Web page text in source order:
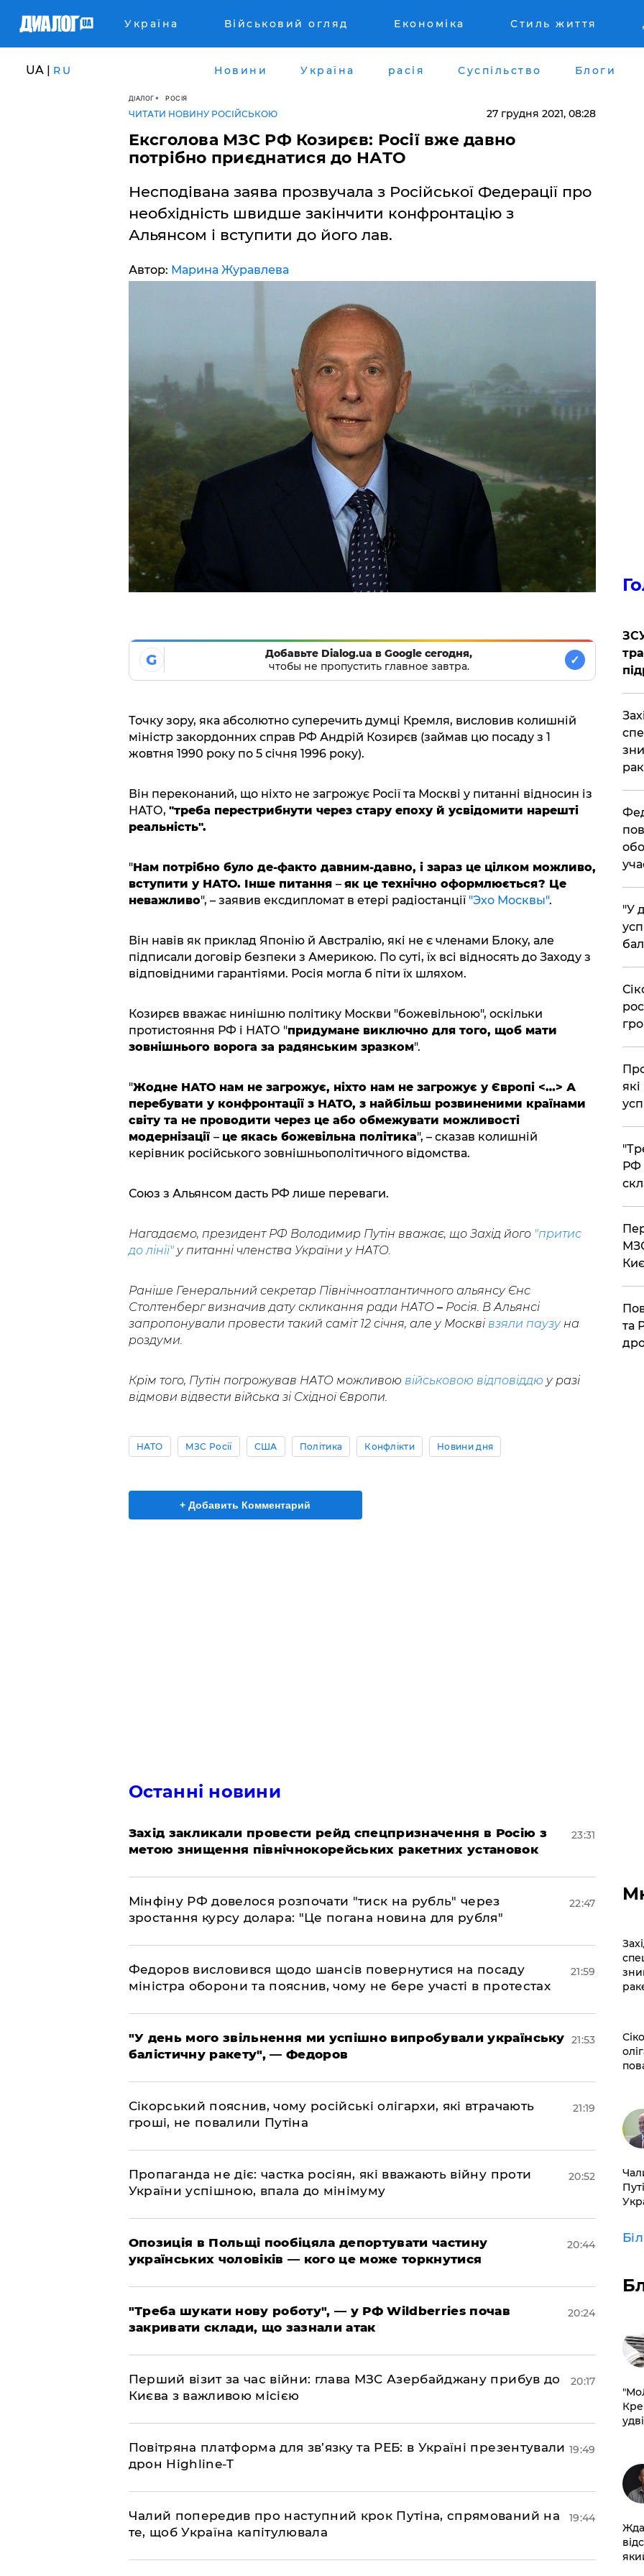
Україна Військовий огляд Економіка Стиль життя
UA | RU Новини Україна расія Суспільство Блоги
ДІАЛОГ РОСІЯ
ЧИТАТИ НОВИНУ РОСІЙСЬКОЮ 27 грудня 2021, 08:28
Ексголова МЗС РФ Козирєв: Росії вже давно
потрібно приєднатися до НАТО
Несподівана заява прозвучала з Російської Федерації про
необхідність швидше закінчити конфронтацію з
Альянсом і вступити до його лав.
Автор: Марина Журавлева
G
Добавьте Dialog.ua в Google сегодня,
чтобы не пропустить главное завтра.
✓
Точку зору, яка абсолютно суперечить думці Кремля, висловив колишній
міністр закордонних справ РФ Андрій Козирєв (займав цю посаду з 1
жовтня 1990 року по 5 січня 1996 року).
Він переконаний, що ніхто не загрожує Росії та Москві у питанні відносин із
НАТО, "треба перестрибнути через стару епоху й усвідомити нарешті
реальність".
"Нам потрібно було де-факто давним-давно, і зараз це цілком можливо,
вступити у НАТО. Інше питання – як це технічно оформлюється? Це
неважливо", – заявив ексдипломат в етері радіостанції "Эхо Москвы".
Він навів як приклад Японію й Австралію, які не є членами Блоку, але
підписали договір безпеки з Америкою. По суті, їх всі відносять до Заходу з
відповідними гарантіями. Росія могла б піти їх шляхом.
Козирєв вважає нинішню політику Москви "божевільною", оскільки
протистояння РФ і НАТО "придумане виключно для того, щоб мати
зовнішнього ворога за радянським зразком".
"Жодне НАТО нам не загрожує, ніхто нам не загрожує у Європі <…> А
перебувати у конфронтації з НАТО, з найбільш розвиненими країнами
світу та не проводити через це або обмежувати можливості
модернізації – це якась божевільна політика", – сказав колишній
керівник російського зовнішньополітичного відомства.
Союз з Альянсом дасть РФ лише переваги.
Нагадаємо, президент РФ Володимир Путін вважає, що Захід його "притис
до лінії" у питанні членства України у НАТО.
Раніше Генеральний секретар Північноатлантичного альянсу Єнс
Столтенберг визначив дату скликання ради НАТО – Росія. В Альянсі
запропонували провести такий саміт 12 січня, але у Москві взяли паузуна
роздуми.
Крім того, Путін погрожував НАТО можливою військовою відповіддю у разі
відмови відвести війська зі Східної Європи.
НАТО МЗС Росії США Політика Конфлікти Новини дня
+ Добавить Комментарий
Останні новини
​Захід закликали провести рейд спецпризначення в Росію з
метою знищення північнокорейських ракетних установок
23:31
​Мінфіну РФ довелося розпочати "тиск на рубль" через
зростання курсу долара: "Це погана новина для рубля"
22:47
​Федоров висловився щодо шансів повернутися на посаду
міністра оборони та пояснив, чому не бере участі в протестах
21:59
​"У день мого звільнення ми успішно випробували українську
балістичну ракету", — Федоров
21:53
​Сікорський пояснив, чому російські олігархи, які втрачають
гроші, не повалили Путіна
21:19
​Пропаганда не діє: частка росіян, які вважають війну проти
України успішною, впала до мінімуму
20:52
​Опозиція в Польщі пообіцяла депортувати частину
українських чоловіків — кого це може торкнутися
20:44
​"Треба шукати нову роботу", — у РФ Wildberries почав
закривати склади, що зазнали атак
20:24
​Перший візит за час війни: глава МЗС Азербайджану прибув до
Києва з важливою місією
20:17
​Повітряна платформа для зв’язку та РЕБ: в Україні презентували
дрон Highline-T
19:49
​Чалий попередив про наступний крок Путіна, спрямований на
те, щоб Україна капітулювала
19:44
​"У
РФ
та